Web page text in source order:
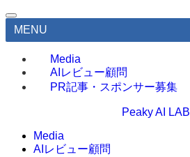
MENU
Media
AIレビュー顧問
PR記事・スポンサー募集
Peaky AI LAB
Media
AIレビュー顧問